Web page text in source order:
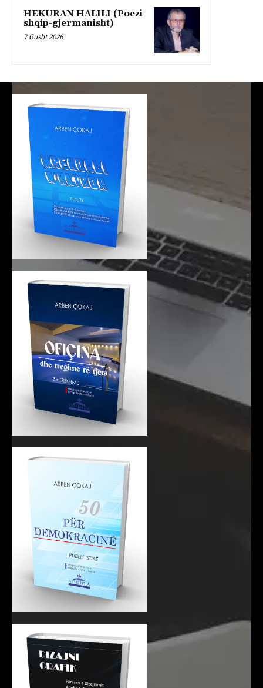
HEKURAN HALILI (Poezi
shqip-gjermanisht)
7 Gusht 2026